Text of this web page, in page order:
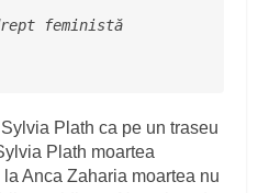
feministă
Plath ca pe un traseu
Plath moartea
Anca Zaharia moartea nu